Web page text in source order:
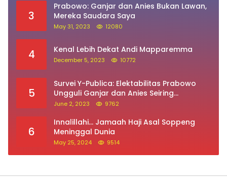
3
Prabowo: Ganjar dan Anies Bukan Lawan,
Mereka Saudara Saya
May 31, 2023 12080
4 Kenal Lebih Dekat Andi Mapparemma
December 5, 2023 10772
5
Survei Y-Publica: Elektabilitas Prabowo
Ungguli Ganjar dan Anies Seiring
Kepuasan Terhadap Jokowi Naik
June 2, 2023 9762
6
Innalillahi… Jamaah Haji Asal Soppeng
Meninggal Dunia
May 25, 2024 9514